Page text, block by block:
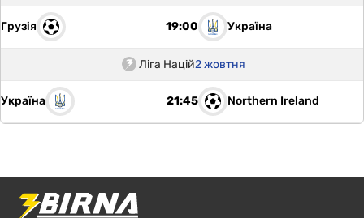
Грузія 19:00 Україна
Ліга Націй2 жовтня
Україна 21:45 Northern Ireland